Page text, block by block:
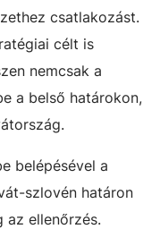
csatlakozást.
célt is
nemcsak a
a belső határokon,
belépésével a
szlovén határon
az ellenőrzés.